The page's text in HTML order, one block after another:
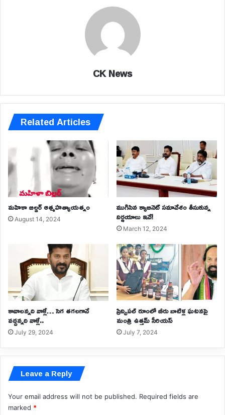
CK News
Related Articles
మహిళా బిల్డర్ ఆత్మహత్యాయత్నం
August 14, 2024
ముగిసిన క్యాబినెట్ సమావేశం తీసుకున్న
నిర్ణయాలు ఇవే!
March 12, 2024
కావాలన్నది వాళ్లే… సెగ తగలగానే
వద్దన్నది వాళ్లే..
July 29, 2024
ప్రిన్సిపల్‌ రూంలో బీరు బాటిళ్ల ఘటనపై
మంత్రి ఉత్తమ్ సీరియస్
July 7, 2024
Leave a Reply
Your email address will not be published. Required fields are
marked *